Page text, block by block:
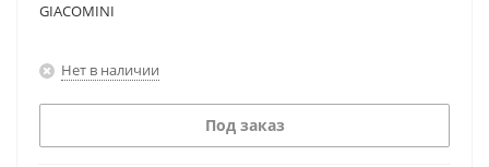
GIACOMINI
Нет в наличии
Под заказ